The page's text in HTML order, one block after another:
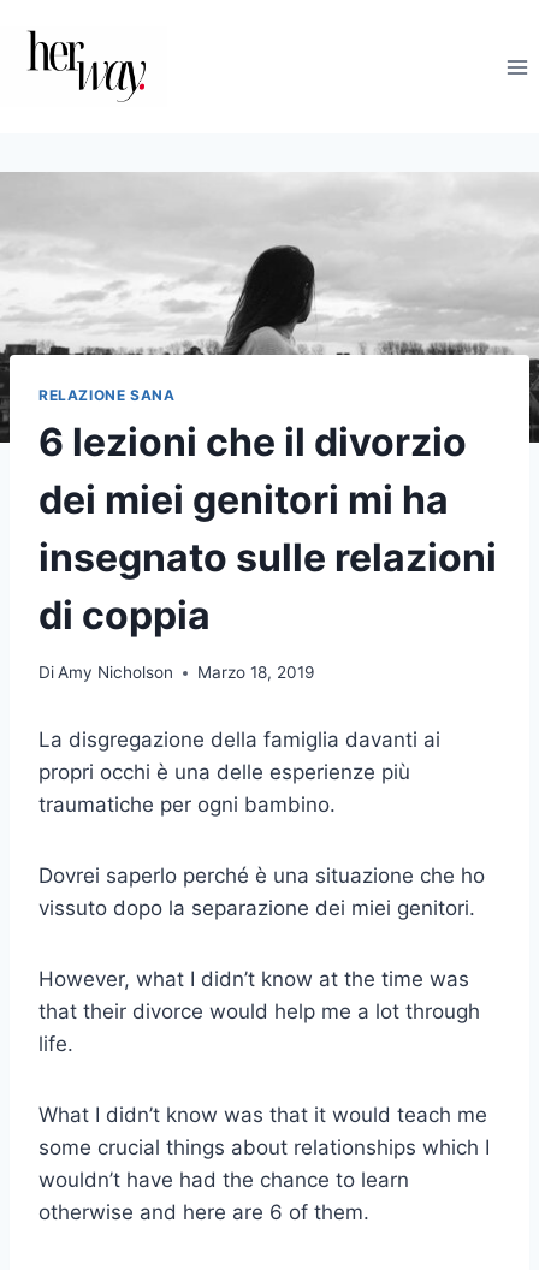
contenuto
RELAZIONE SANA
6 lezioni che il divorzio
dei miei genitori mi ha
insegnato sulle relazioni
di coppia
DiAmy Nicholson Marzo 18, 2019
La disgregazione della famiglia davanti ai
propri occhi è una delle esperienze più
traumatiche per ogni bambino.
Dovrei saperlo perché è una situazione che ho
vissuto dopo la separazione dei miei genitori.
However, what I didn’t know at the time was
that their divorce would help me a lot through
life.
What I didn’t know was that it would teach me
some crucial things about relationships which I
wouldn’t have had the chance to learn
otherwise and here are 6 of them.